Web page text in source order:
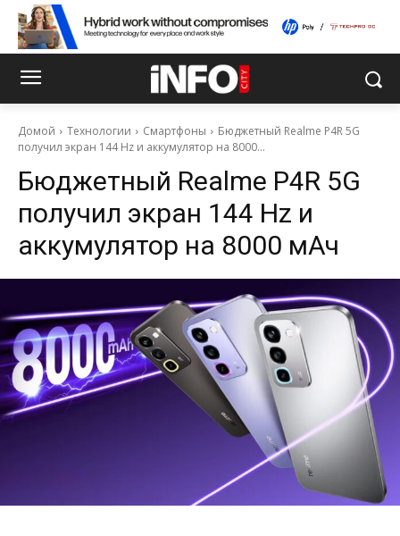
Домой Технологии Смартфоны
Бюджетный Realme P4R 5G
получил экран 144 Hz и аккумулятор на 8000...
Бюджетный Realme P4R 5G
получил экран 144 Hz и
аккумулятор на 8000 мАч